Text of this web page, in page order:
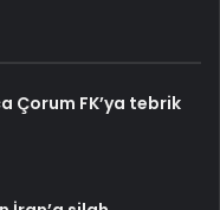
Çorum FK’ya tebrik